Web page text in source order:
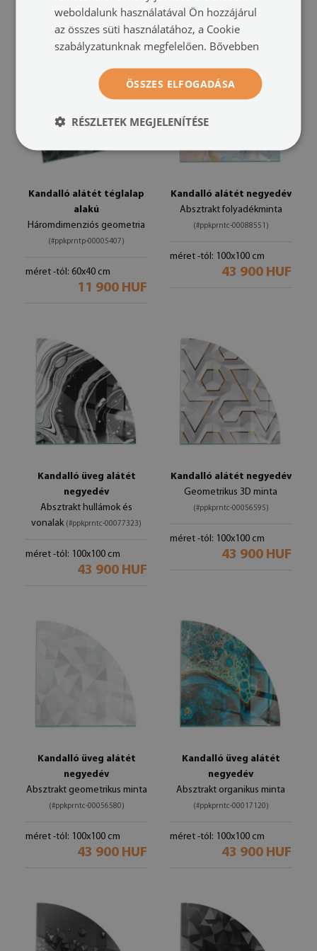
11 900 HUF 11 900 HUF
Kandalló alátét téglalap
alakú
Háromdimenziós geometria
(#ppkprntp-00005407)
méret -tól: 60x40 cm
11 900 HUF
Kandalló alátét negyedév
Absztrakt folyadékminta
(#ppkprntc-00088551)
méret -tól: 100x100 cm
43 900 HUF
Kandalló üveg alátét
negyedév
Absztrakt hullámok és
vonalak (#ppkprntc-00077323)
méret -tól: 100x100 cm
43 900 HUF
Kandalló alátét negyedév
Geometrikus 3D minta
(#ppkprntc-00056595)
méret -tól: 100x100 cm
43 900 HUF
Kandalló üveg alátét
negyedév
Absztrakt geometrikus minta
(#ppkprntc-00056580)
méret -tól: 100x100 cm
43 900 HUF
Kandalló üveg alátét
negyedév
Absztrakt organikus minta
(#ppkprntc-00017120)
méret -tól: 100x100 cm
43 900 HUF
weboldalunk használatával Ön hozzájárul
az összes süti használatához, a Cookie
szabályzatunknak megfelelően. Bővebben
ÖSSZES ELFOGADÁSA
RÉSZLETEK MEGJELENÍTÉSE